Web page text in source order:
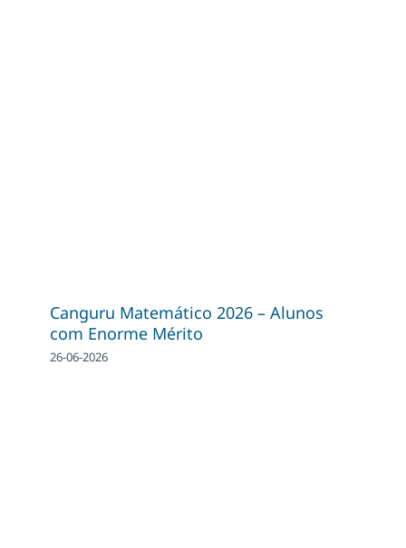
Canguru Matemático 2026 – Alunos
com Enorme Mérito
26-06-2026